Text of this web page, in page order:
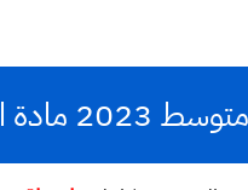
الفرنسي